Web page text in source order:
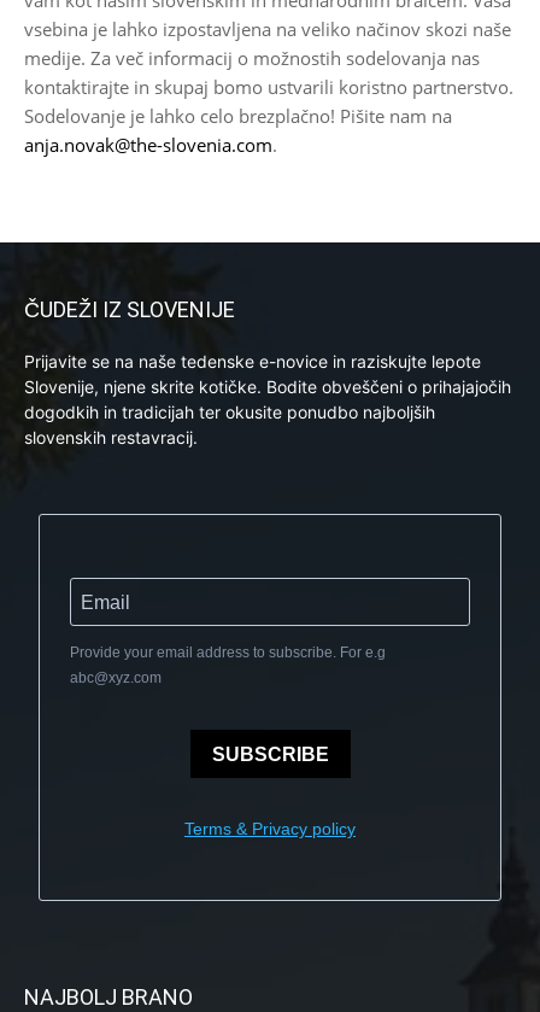
vsebina je lahko izpostavljena na veliko načinov skozi naše
medije. Za več informacij o možnostih sodelovanja nas
kontaktirajte in skupaj bomo ustvarili koristno partnerstvo.
Sodelovanje je lahko celo brezplačno! Pišite nam na
anja.novak@the-slovenia.com.
ČUDEŽI IZ SLOVENIJE
Prijavite se na naše tedenske e-novice in raziskujte lepote
Slovenije, njene skrite kotičke. Bodite obveščeni o prihajajočih
dogodkih in tradicijah ter okusite ponudbo najboljših
slovenskih restavracij.
Provide your email address to subscribe. For e.g
abc@xyz.com
SUBSCRIBE
Terms & Privacy policy
NAJBOLJ BRANO